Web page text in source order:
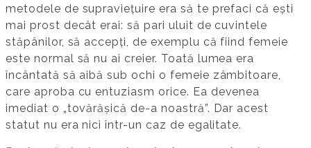
metodele de supraviețuire era să te prefaci că ești
mai prost decât erai: să pari uluit de cuvintele
stăpânilor, să accepți, de exemplu că fiind femeie
este normal să nu ai creier. Toată lumea era
încântată să aibă sub ochi o femeie zâmbitoare,
care aproba cu entuziasm orice. Ea devenea
imediat o „tovărășică de-a noastră”. Dar acest
statut nu era nici într-un caz de egalitate.